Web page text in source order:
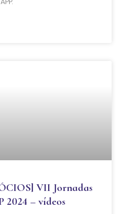
VII Jornadas
2024 – vídeos